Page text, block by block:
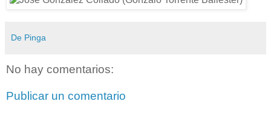
De Pinga
No hay comentarios:
Publicar un comentario